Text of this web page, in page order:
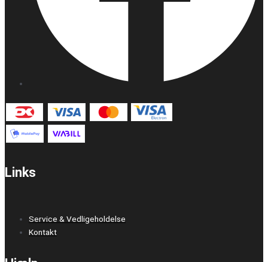
Links
Service & Vedligeholdelse
Kontakt